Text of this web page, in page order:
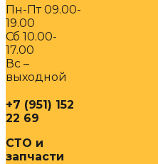
Пн-Пт 09.00-
19.00
Сб 10.00-
17.00
Вс –
выходной
+7 (951) 152
22 69
СТО и
запчасти